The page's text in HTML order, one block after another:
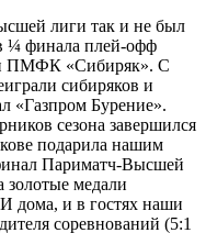
лиги так и не был
¼ финала плей-офф
ПМФК «Сибиряк». С
сибиряков и
«Газпром Бурение».
сезона завершился
подарила нашим
Париматч-Высшей
медали
дома, и в гостях наши
соревнований (5:1